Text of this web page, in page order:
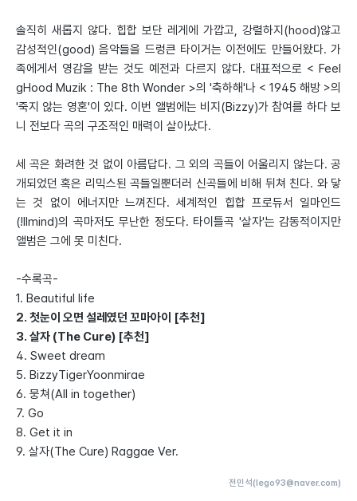
솔직히 새롭지 않다. 힙합 보단 레게에 가깝고, 강렬하지(hood)않고
감성적인(good) 음악들을 드렁큰 타이거는 이전에도 만들어왔다. 가
족에게서 영감을 받는 것도 예전과 다르지 않다. 대표적으로 < Feel
gHood Muzik : The 8th Wonder >의 '축하해'나 < 1945 해방 >의
'죽지 않는 영혼'이 있다. 이번 앨범에는 비지(Bizzy)가 참여를 하다 보
니 전보다 곡의 구조적인 매력이 살아났다.
세 곡은 화려한 것 없이 아름답다. 그 외의 곡들이 어울리지 않는다. 공
개되었던 혹은 리믹스된 곡들일뿐더러 신곡들에 비해 뒤쳐 친다. 와 닿
는 것 없이 에너지만 느껴진다. 세계적인 힙합 프로듀서 일마인드
(!llmind)의 곡마저도 무난한 정도다. 타이틀곡 '살자'는 감동적이지만
앨범은 그에 못 미친다.
-수록곡-
1. Beautiful life
2. 첫눈이 오면 설레였던 꼬마아이 [추천]
3. 살자 (The Cure) [추천]
4. Sweet dream
5. BizzyTigerYoonmirae
6. 뭉쳐(All in together)
7. Go
8. Get it in
9. 살자(The Cure) Raggae Ver.
전민석(lego93@naver.com)